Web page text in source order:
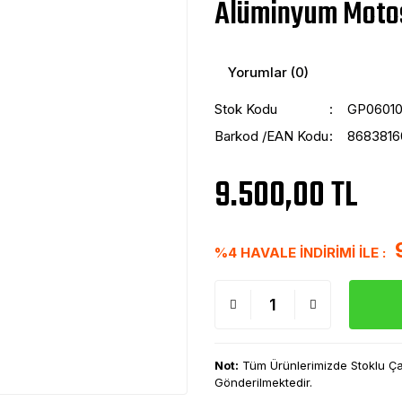
Alüminyum
Yorumlar (0)
Stok Kodu
Barkod /EAN Kodu
9.500,00 TL
%4 HAVALE İNDİRİMİ İLE :
Not: Tüm Ürünlerimizde Stoklu
Gönderilmektedir.